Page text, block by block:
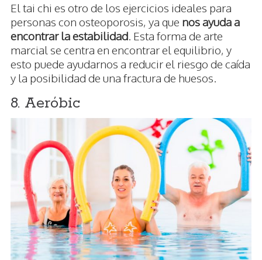
El tai chi es otro de los ejercicios ideales para
personas con osteoporosis, ya que nos ayuda a
encontrar la estabilidad. Esta forma de arte
marcial se centra en encontrar el equilibrio, y
esto puede ayudarnos a reducir el riesgo de caída
y la posibilidad de una fractura de huesos.
8. Aeróbic